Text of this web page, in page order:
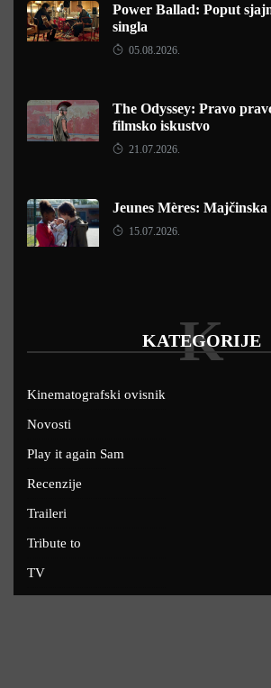
Power Ballad: Poput
singla
05.08.2026.
The Odyssey: Pravo
filmsko iskustvo
21.07.2026.
Jeunes Mères: Majčinska
15.07.2026.
KATEGORIJE
K
Kinematografski ovisnik
Novosti
Play it again Sam
Recenzije
Traileri
Tribute to
TV